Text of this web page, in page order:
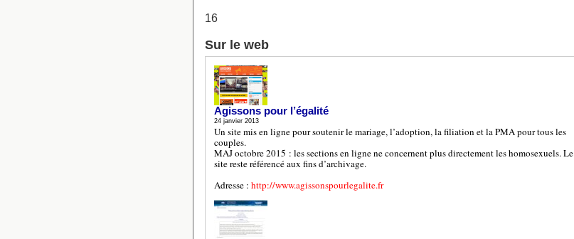
16
Sur le web
Agissons pour l’égalité
24 janvier 2013
Un site mis en ligne pour soutenir le mariage, l’adoption, la filiation et la PMA pour tous les
couples.
MAJ octobre 2015 : les sections en ligne ne concernent plus directement les homosexuels. Le
site reste référencé aux fins d’archivage.
Adresse : http://www.agissonspourlegalite.fr